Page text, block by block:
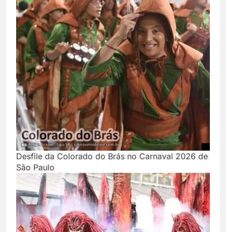
Desfile da Colorado do Brás no Carnaval 2026 de
São Paulo